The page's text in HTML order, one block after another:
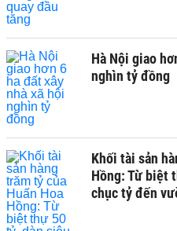
Hà Nội giao
nghìn tỷ đồng
Khối tài sản
Hồng: Từ biệt
chục tỷ đến